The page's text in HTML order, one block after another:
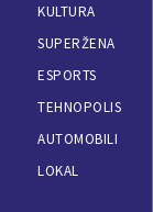
KULTURA
SUPERŽENA
ESPORTS
TEHNOPOLIS
AUTOMOBILI
LOKAL